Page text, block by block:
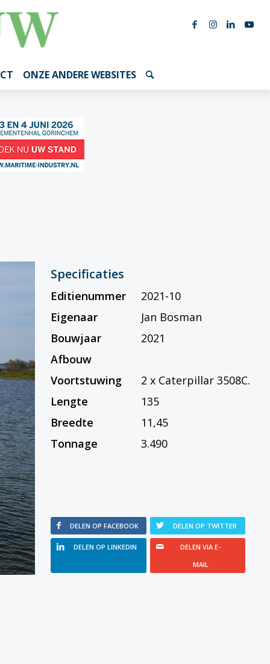
ONZE ANDERE WEBSITES
Specificaties
Editienummer
2021-10
Eigenaar
Jan Bosman
Bouwjaar
2021
Afbouw
Voortstuwing
2 x Caterpillar 3508C.
Lengte
135
Breedte
11,45
Tonnage
3.490
DELEN OP FACEBOOK DELEN OP TWITTER
DELEN OP LINKEDIN
DELEN VIA E-
MAIL